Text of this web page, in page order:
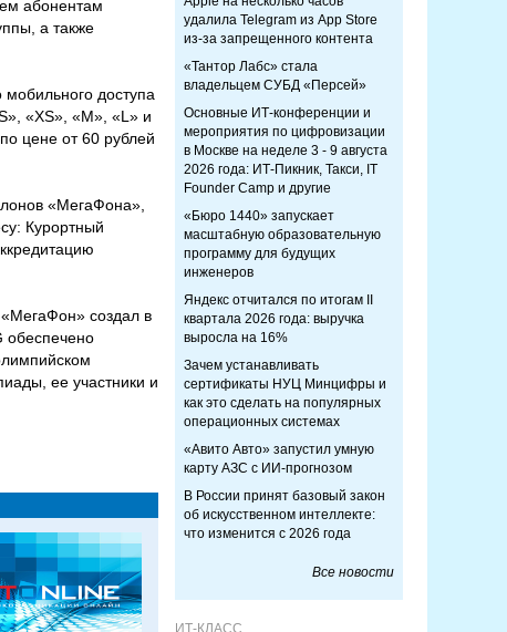
абонентам
а также
доступа
«XS», «M», «L» и
цене от 60 рублей
«МегаФона»,
Курортный
создал в
обеспечено
ее участники и
удалила Telegram из App Store
из-за запрещенного контента
«Тантор Лабс» стала
владельцем СУБД «Персей»
Основные ИТ-конференции и
мероприятия по цифровизации
в Москве на неделе 3 - 9 августа
2026 года: ИТ-Пикник, Такси, IT
Founder Camp и другие
«Бюро 1440» запускает
масштабную образовательную
программу для будущих
инженеров
Яндекс отчитался по итогам II
квартала 2026 года: выручка
выросла на 16%
Зачем устанавливать
сертификаты НУЦ Минцифры и
как это сделать на популярных
операционных системах
«Авито Авто» запустил умную
карту АЗС с ИИ-прогнозом
В России принят базовый закон
об искусственном интеллекте:
что изменится с 2026 года
Все новости
ИТ-КЛАСС